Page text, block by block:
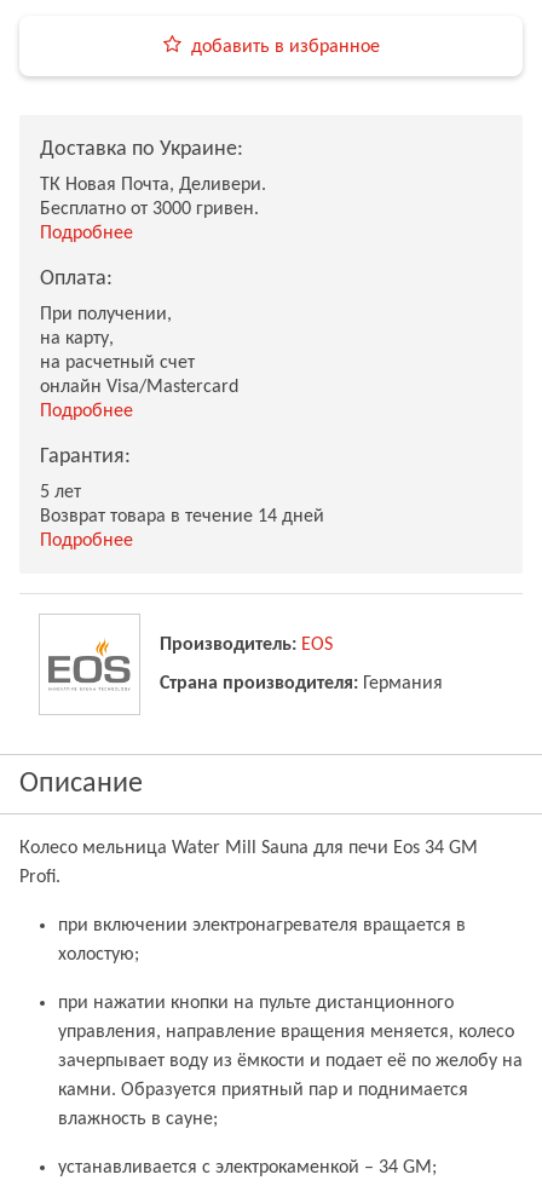
добавить в избранное
Доставка по Украине:
ТК Новая Почта, Деливери.
Бесплатно от 3000 гривен.
Подробнее
Оплата:
При получении,
на карту,
на расчетный счет
онлайн Visa/Mastercard
Подробнее
Гарантия:
5 лет
Возврат товара в течение 14 дней
Подробнее
Производитель: EOS
Страна производителя: Германия
Описание
Колесо мельница Water Mill Sauna для печи Eos 34 GM
Profi.
при включении электронагревателя вращается в
холостую;
при нажатии кнопки на пульте дистанционного
управления, направление вращения меняется, колесо
зачерпывает воду из ёмкости и подает её по желобу на
камни. Образуется приятный пар и поднимается
влажность в сауне;
устанавливается с электрокаменкой – 34 GM;